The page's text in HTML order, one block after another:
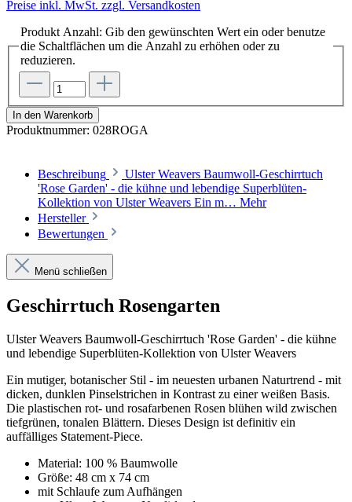
Preise inkl. MwSt. zzgl. Versandkosten
Produkt Anzahl: Gib den gewünschten Wert ein oder benutze
die Schaltflächen um die Anzahl zu erhöhen oder zu
reduzieren.
In den Warenkorb
Produktnummer: 028ROGA
Beschreibung
Ulster Weavers Baumwoll-Geschirrtuch
'Rose Garden' - die kühne und lebendige Superblüten-
Kollektion von Ulster Weavers Ein m… Mehr
Hersteller
Bewertungen
Menü schließen
Geschirrtuch Rosengarten
Ulster Weavers Baumwoll-Geschirrtuch 'Rose Garden' - die kühne
und lebendige Superblüten-Kollektion von Ulster Weavers
Ein mutiger, botanischer Stil - im neuesten urbanen Naturtrend - mit
dicken, dunklen Pinselstrichen in Kontrast zu einer weißen Basis.
Die plastischen rot- und rosafarbenen Rosen blühen wild zwischen
tiefgrünen, tonalen Blättern. Dieses Design ist definitiv ein
auffälliges Statement-Piece.
Material: 100 % Baumwolle
Größe: 48 cm x 74 cm
mit Schlaufe zum Aufhängen